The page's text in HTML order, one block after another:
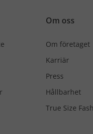
Om oss
Om företaget
Karriär
Press
Hållbarhet
True Size